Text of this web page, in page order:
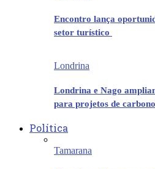
Encontro lança
setor turístico
Londrina
Londrina e Nago
para projetos de
Política
Tamarana